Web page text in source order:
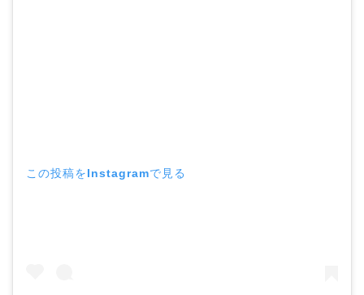
この投稿をInstagramで見る